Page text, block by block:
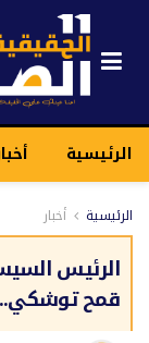
الرئيسية
الرئيسية أخبار
الرئيس
قمح توشكي..